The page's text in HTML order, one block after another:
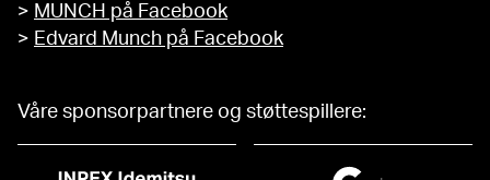
> MUNCH på Facebook
> Edvard Munch på Facebook
Våre sponsorpartnere og støttespillere: